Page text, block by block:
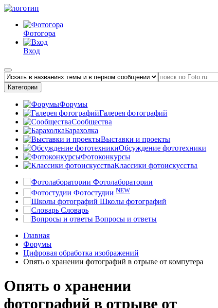
Фотогора
Вход
Категории
Форумы
Галерея фотографий
Сообщества
Барахолка
Выставки и проекты
Обсуждение фототехники
Фотоконкурсы
Классики фотоискусства
Фотолаборатории
Фотостудии NEW
Школы фотографий
Словарь
Вопросы и ответы
Главная
Форумы
Цифровая обработка изображений
Опять о хранении фотографий в отрыве от компутера
Опять о хранении
фотографий в отрыве от